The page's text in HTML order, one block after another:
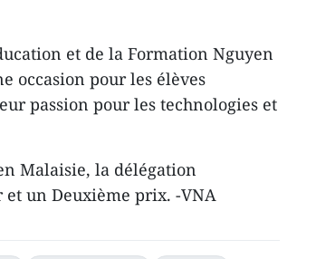
et de la Formation Nguyen
occasion pour les élèves
passion pour les technologies et
Malaisie, la délégation
un Deuxième prix. -VNA